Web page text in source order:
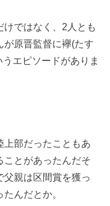
けではなく、2人とも
が原晋監督に襷(たす
エピソードがありま
上部だったこともあ
ことがあったんだそ
父親は区間賞を獲っ
んだとか。